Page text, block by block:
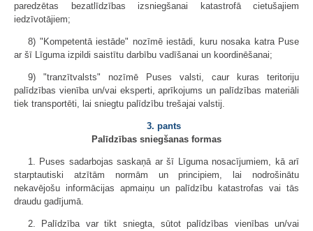
paredzētas bezatlīdzības izsniegšanai katastrofā cietušajiem
iedzīvotājiem;
8) "Kompetentā iestāde" nozīmē iestādi, kuru nosaka katra Puse
ar šī Līguma izpildi saistītu darbību vadīšanai un koordinēšanai;
9) "tranzītvalsts" nozīmē Puses valsti, caur kuras teritoriju
palīdzības vienība un/vai eksperti, aprīkojums un palīdzības materiāli
tiek transportēti, lai sniegtu palīdzību trešajai valstij.
3. pants
Palīdzības sniegšanas formas
1. Puses sadarbojas saskaņā ar šī Līguma nosacījumiem, kā arī
starptautiski atzītām normām un principiem, lai nodrošinātu
nekavējošu informācijas apmaiņu un palīdzību katastrofas vai tās
draudu gadījumā.
2. Palīdzība var tikt sniegta, sūtot palīdzības vienības un/vai